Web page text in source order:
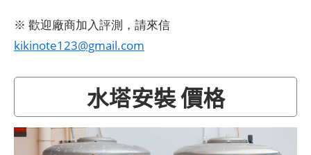
※ 歡迎廠商加入評測，請來信
kikinote123@gmail.com
水塔安裝 價格